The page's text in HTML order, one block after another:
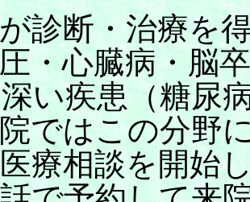
断・治療を
・心臓病・脳
い疾患（糖尿
ではこの分野
療相談を開始